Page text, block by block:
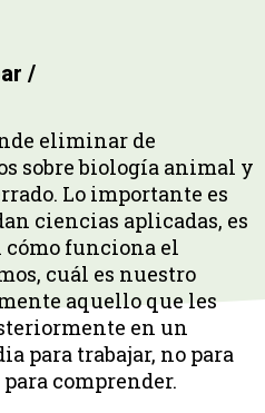
/
eliminar de
sobre biología animal y
Lo importante es
ciencias aplicadas, es
cómo funciona el
cuál es nuestro
aquello que les
en un
para trabajar, no para
comprender.